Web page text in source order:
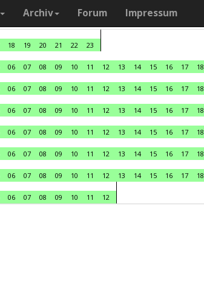
Archiv Forum Impressum
18 19 20 21 22
23
06 07 08 09 10 11 12 13 14 15 16 17 18
06 07 08 09 10 11 12 13 14 15 16 17 18
06 07 08 09 10 11 12 13 14 15 16 17 18
06 07 08 09 10 11 12 13 14 15 16 17 18
06 07 08 09 10 11 12 13 14 15 16 17 18
06 07 08 09 10 11 12 13 14 15 16 17 18
06 07 08 09 10 11 12